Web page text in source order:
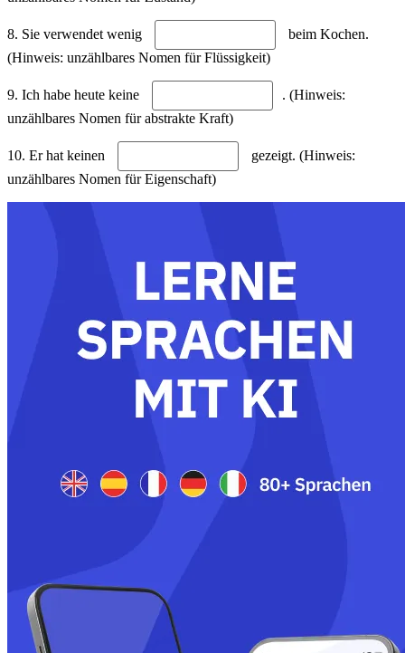
8. Sie verwendet wenig
beim Kochen.
(Hinweis: unzählbares Nomen für Flüssigkeit)
9. Ich habe heute keine
. (Hinweis:
unzählbares Nomen für abstrakte Kraft)
10. Er hat keinen
gezeigt. (Hinweis:
unzählbares Nomen für Eigenschaft)